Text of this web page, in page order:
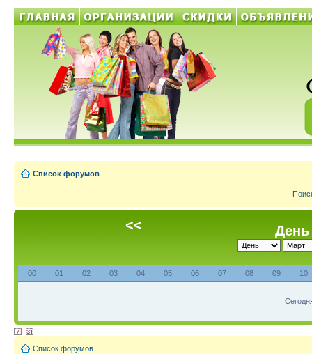
Список форумов
<< День
00 01 02 03 04 05 06 07 08 09 10
Список форумов